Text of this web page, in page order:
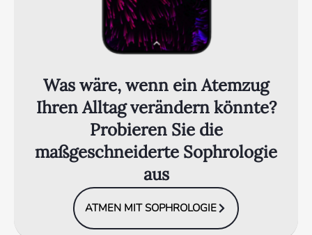
Was wäre, wenn ein Atemzug
Ihren Alltag verändern könnte?
Probieren Sie die
maßgeschneiderte Sophrologie
aus
ATMEN MIT SOPHROLOGIE